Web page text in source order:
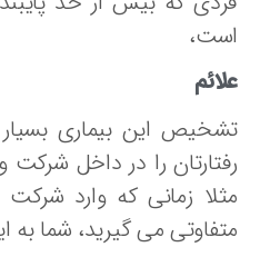
این بیماری بسیار
را در داخل شرکت و
زمانی که وارد
می گیرید، شما به